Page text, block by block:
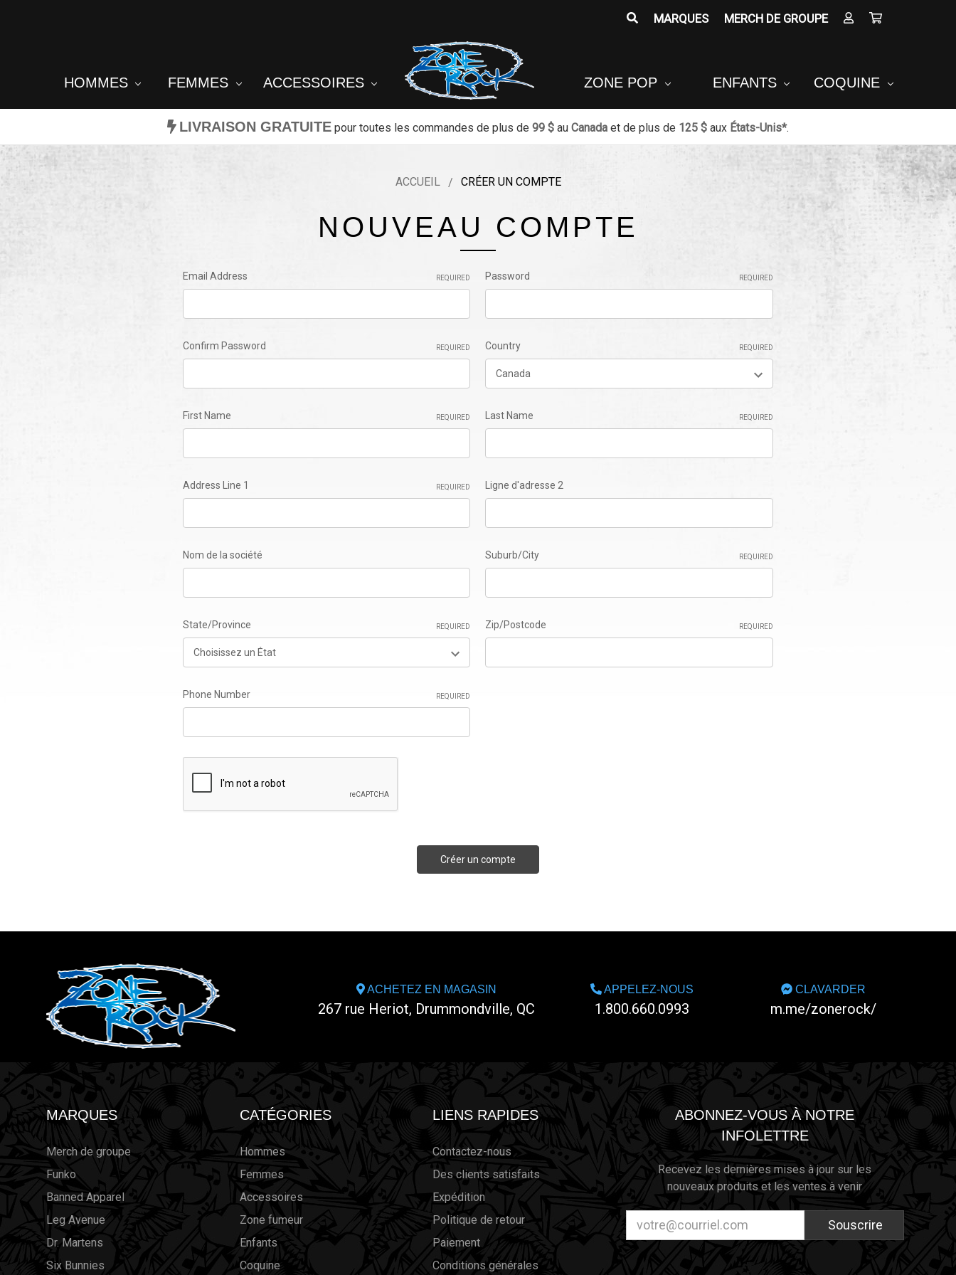
MARQUES MERCH DE GROUPE
HOMMES FEMMES ACCESSOIRES ZONE POP ENFANTS COQUINE
LIVRAISON GRATUITEpour toutes les commandes de plus de 99 $au Canadaet de plus de 125 $aux États-Unis*.
ACCUEIL CRÉER UN COMPTE
NOUVEAU COMPTE
Email Address REQUIRED Password REQUIRED
Confirm Password REQUIRED Country REQUIRED
First Name REQUIRED Last Name REQUIRED
Address Line 1 REQUIRED Ligne d'adresse 2
Nom de la société Suburb/City REQUIRED
State/Province REQUIRED Zip/Postcode REQUIRED
Phone Number REQUIRED
ACHETEZ EN MAGASIN
267 rue Heriot, Drummondville, QC
APPELEZ-NOUS
1.800.660.0993
CLAVARDER
m.me/zonerock/
MARQUES
Merch de groupe
Funko
Banned Apparel
Leg Avenue
Dr. Martens
Six Bunnies
CATÉGORIES
Hommes
Femmes
Accessoires
Zone fumeur
Enfants
Coquine
LIENS RAPIDES
Contactez-nous
Des clients satisfaits
Expédition
Politique de retour
Paiement
Conditions générales
ABONNEZ-VOUS À NOTRE
INFOLETTRE
Recevez les dernières mises à jour sur les
nouveaux produits et les ventes à venir
électronique